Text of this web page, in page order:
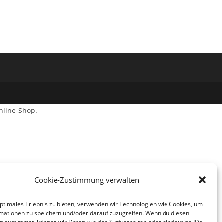
Cookie-Zustimmung verwalten
Erlebnis zu bieten, verwenden wir Technologien wie Cookies, um
zu speichern und/oder darauf zuzugreifen. Wenn du diesen
Shop.